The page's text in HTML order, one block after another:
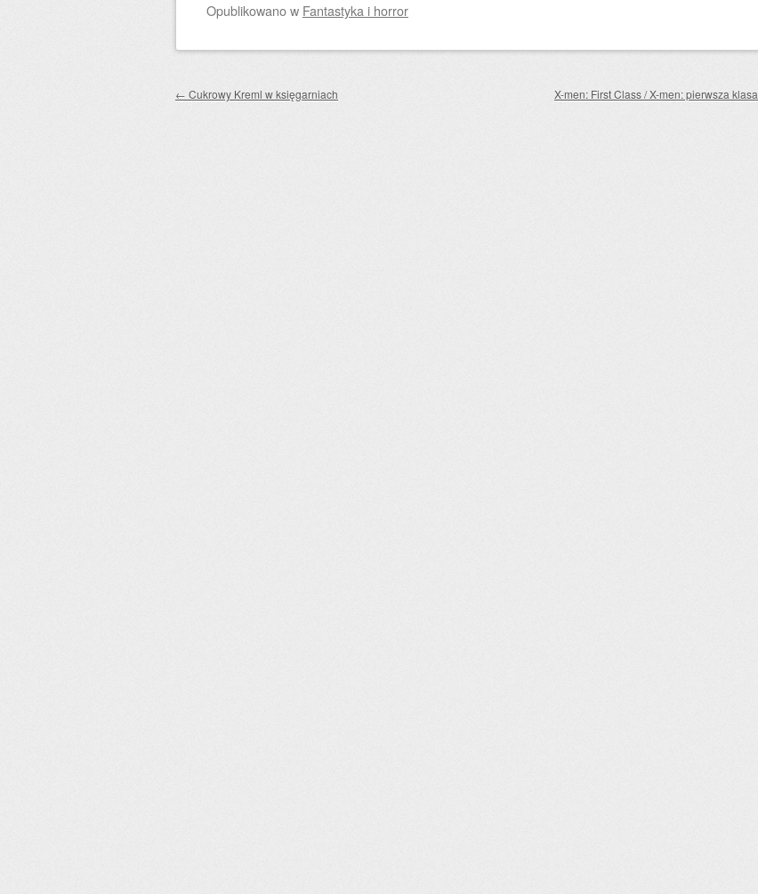
Opublikowanow Fantastyka i horror
Zobacz wpisy
← Cukrowy Kreml w księgarniach X-men: First Class / X-men: pierwsza klasa